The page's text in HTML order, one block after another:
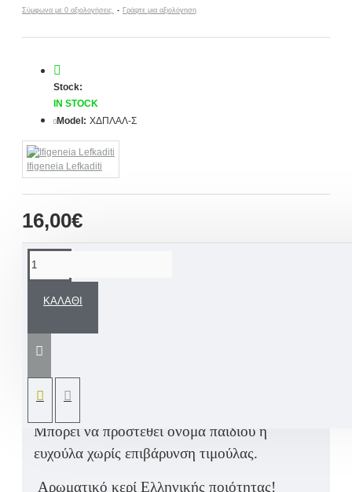
Σύμφωνα με 0 αξιολογήσεις. - Γράψτε μια αξιολόγηση
16,00€
Stock:
IN STOCK
Model: ΧΔΠΛΑΛ-Σ
Ifigeneia Lefkaditi
ΚΑΛΆΘΙ
με το πιο όμορφο συλλεκτικό Χειροποίητο
Υφασμάτινο κουνελάκι σε χρωματισμούς του
Μπορεί να προστεθεί όνομα παιδιού ή
ευχούλα χωρίς επιβάρυνση τιμούλας.
Αρωματικό κερί Ελληνικής ποιότητας!